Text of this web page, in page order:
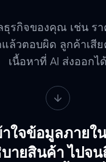
รกิจของคุณ เช่น ร
ล้วตอบผิด ลูกค้าเสี
เนื้อหาที่ AI ส่งออกได้
ใจข้อมูลภายใ
ายสินค้า ไปจ